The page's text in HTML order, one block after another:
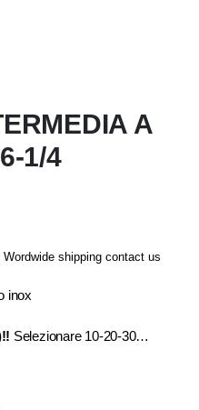
A
1/4
shipping contact us
inox
Selezionare 10-20-30…